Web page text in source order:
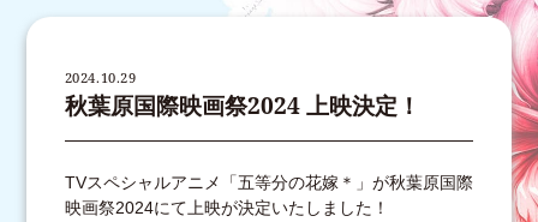
2024.10.29
秋葉原国際映画祭2024 上映決定！
TVスペシャルアニメ「五等分の花嫁＊」が秋葉原国際
映画祭2024にて上映が決定いたしました！